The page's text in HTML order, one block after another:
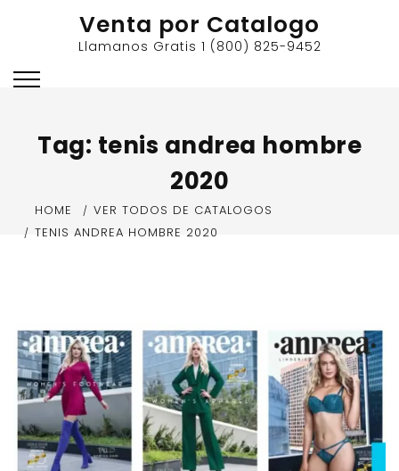
Venta por Catalogo
Llamanos Gratis 1 (800) 825-9452
Tag: tenis andrea hombre
2020
HOME
VER TODOS DE CATALOGOS
TENIS ANDREA HOMBRE 2020